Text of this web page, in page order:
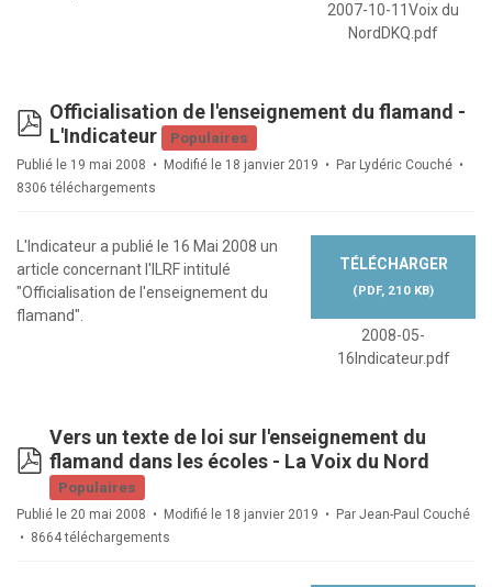
2007-10-11Voix du
NordDKQ.pdf
pdf
Officialisation de l'enseignement du flamand -
L'Indicateur
Populaires
Publié le 19 mai 2008 Modifié le 18 janvier 2019 Par Lydéric Couché
8306 téléchargements
TÉLÉCHARGER
(PDF, 210 KB)
2008-05-
16Indicateur.pdf
L'Indicateur a publié le 16 Mai 2008 un
article concernant l'ILRF intitulé
"Officialisation de l'enseignement du
flamand".
pdf
Vers un texte de loi sur l'enseignement du
flamand dans les écoles - La Voix du Nord
Populaires
Publié le 20 mai 2008 Modifié le 18 janvier 2019 Par Jean-Paul Couché
8664 téléchargements